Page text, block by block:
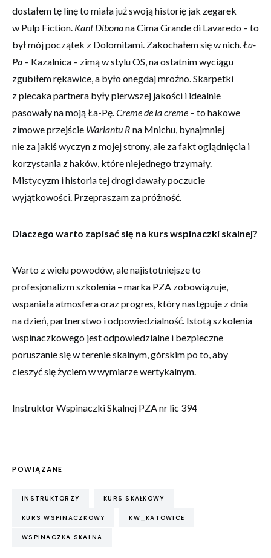
dostałem tę linę to miała już swoją historię jak zegarek
w Pulp Fiction. Kant Dibonana Cima Grande di Lavaredo – to
był mój początek z Dolomitami. Zakochałem się w nich.Ła-
Pa – Kazalnica – zimą w stylu OS, na ostatnim wyciągu
zgubiłem rękawice, a było onegdaj mroźno. Skarpetki
z plecaka partnera były pierwszej jakości i idealnie
pasowały na moją Ła-Pę.Creme de la creme – to hakowe
zimowe przejście Wariantu R na Mnichu, bynajmniej
nie za jakiś wyczyn z mojej strony, ale za fakt oglądnięcia i
korzystania z haków, które niejednego trzymały.
Mistycyzm i historia tej drogi dawały poczucie
wyjątkowości. Przepraszam za próżność.
Dlaczego warto zapisać się na kurs wspinaczki skalnej?
Warto z wielu powodów, ale najistotniejsze to
profesjonalizm szkolenia – marka PZA zobowiązuje,
wspaniała atmosfera oraz progres, który następuje z dnia
na dzień, partnerstwo i odpowiedzialność. Istotą szkolenia
wspinaczkowego jest odpowiedzialne i bezpieczne
poruszanie się w terenie skalnym, górskim po to, aby
cieszyć się życiem w wymiarze wertykalnym.
Instruktor Wspinaczki Skalnej PZA nr lic 394
POWIĄZANE
INSTRUKTORZY KURS SKAŁKOWY
KURS WSPINACZKOWY KW_KATOWICE
WSPINACZKA SKALNA